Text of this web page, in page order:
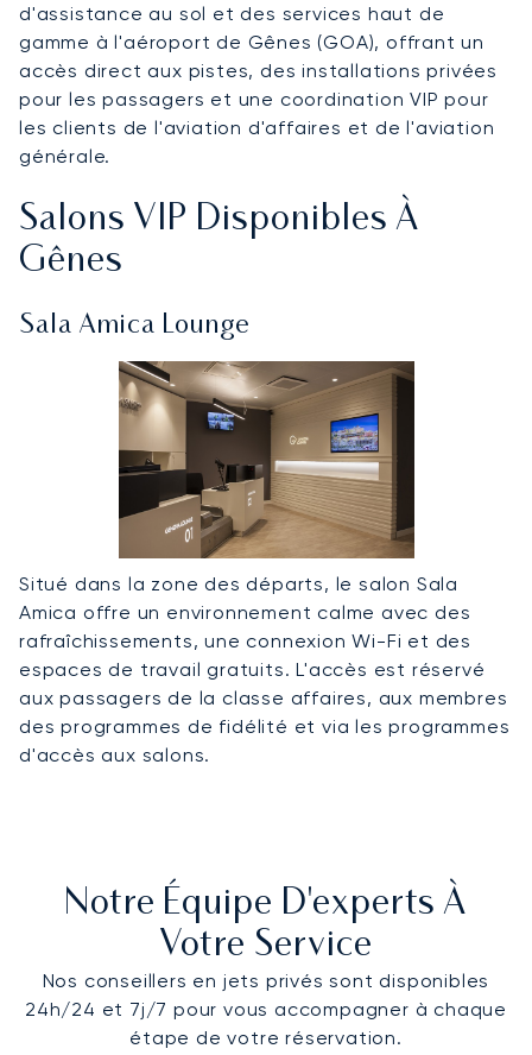
d'assistance au sol et des services haut de
gamme à l'aéroport de Gênes (GOA), offrant un
accès direct aux pistes, des installations privées
pour les passagers et une coordination VIP pour
les clients de l'aviation d'affaires et de l'aviation
générale.
Salons VIP Disponibles À
Gênes
Sala Amica Lounge
Situé dans la zone des départs, le salon Sala
Amica offre un environnement calme avec des
rafraîchissements, une connexion Wi-Fi et des
espaces de travail gratuits. L'accès est réservé
aux passagers de la classe affaires, aux membres
des programmes de fidélité et via les programmes
d'accès aux salons.
Notre Équipe D'experts À
Votre Service
Nos conseillers en jets privés sont disponibles
24h/24 et 7j/7 pour vous accompagner à chaque
étape de votre réservation.